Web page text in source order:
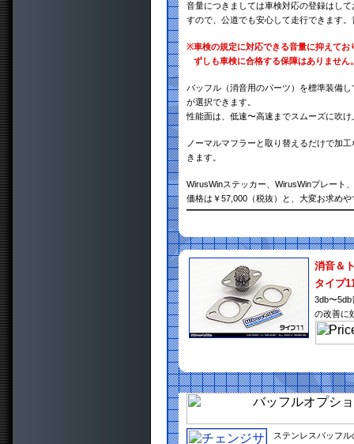
音量につきましては車検対応の登録はし
すので、公道でも安心して走行できます
※車検の規定に対応できる音量に抑えて
ずしも車検に合格する保障はありませ
バッフル（消音用のパーツ）を標準装備
が選択できます。
性能面は、低速〜高速までスムーズに吹
ノーマルマフラーと取り替えるだけで加
きます。
WirusWinステッカー、WirusWinプレート
価格は￥57,000（税抜）と、大変お求め
消音＆
タイプ
3db〜
の改善に
ステンレスバッフ